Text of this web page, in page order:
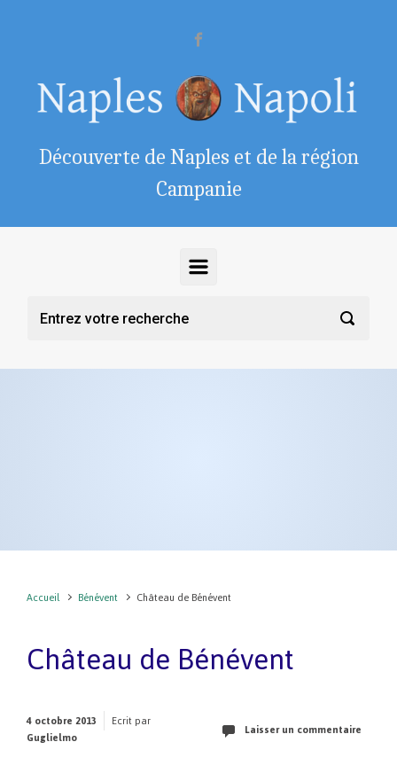
Découverte de Naples et de la région
Campanie
Accueil Bénévent Château de Bénévent
Château de Bénévent
4 octobre 2013
Ecrit par
Guglielmo
Laisser un commentaire